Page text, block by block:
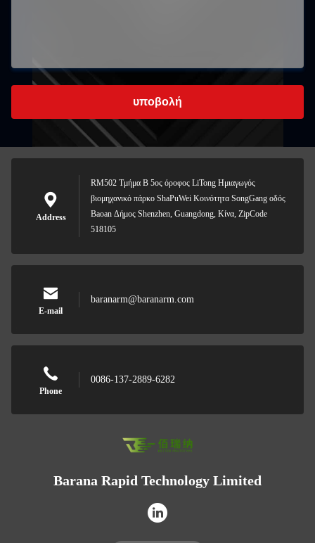
υποβολή
Address
RM502 Τμήμα Β 5ος όροφος LiTong Ημιαγωγός
βιομηχανικό πάρκο ShaPuWei Κοινότητα SongGang οδός
Baoan Δήμος Shenzhen, Guangdong, Κίνα, ZipCode
518105
E-mail
baranarm@baranarm.com
Phone
0086-137-2889-6282
Barana Rapid Technology Limited